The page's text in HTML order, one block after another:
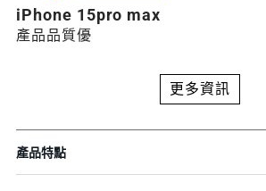
iPhone 15pro max
產品品質優
更多資訊
產品特點